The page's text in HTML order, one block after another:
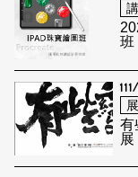
班
有
展